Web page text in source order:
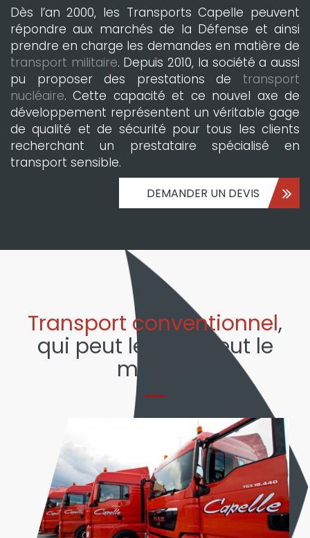
Dès l’an 2000, les Transports Capelle peuvent
répondre aux marchés de la Défense et ainsi
prendre en charge les demandes en matière de
transport militaire. Depuis 2010, la société a aussi
pu proposer des prestations de transport
nucléaire. Cette capacité et ce nouvel axe de
développement représentent un véritable gage
de qualité et de sécurité pour tous les clients
recherchant un prestataire spécialisé en
transport sensible.
DEMANDER UN DEVIS
Transport conventionnel,
qui peut le plus, peut le
moins !